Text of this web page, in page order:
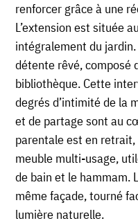
renforcer grâce à une
L’extension est située
intégralement du
détente rêvé, composé
bibliothèque. Cette
degrés d’intimité de la
et de partage sont au
parentale est en retrait,
meuble multi-usage,
de bain et le hammam.
même façade, tourné
lumière naturelle.